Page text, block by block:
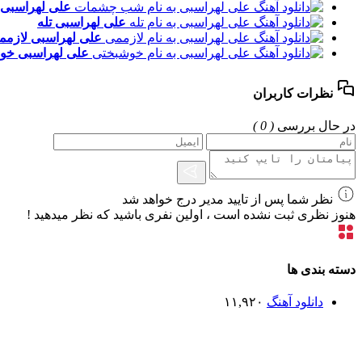
علی لهراسبی
علی لهراسبی تله
علی لهراسبی
علی لهراسبی
نظرات کاربران
در حال بررسی ( 0 )
نظر شما پس از تایید مدیر درج خواهد شد
هنوز نظری ثبت نشده است ، اولین نفری باشید که نظر میدهید !
دسته بندی ها
دانلود آهنگ ۱۱,۹۲۰